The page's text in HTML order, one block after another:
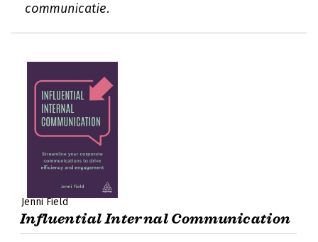
communicatie.
Jenni Field
Influential Internal Communication